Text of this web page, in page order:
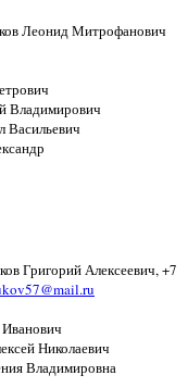
Леонид Митрофанович
Владимирович
Васильевич
Григорий Алексеевич, +7
Николаевич
Владимировна